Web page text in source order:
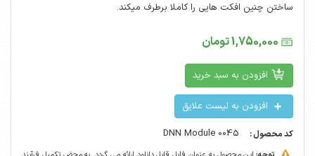
ساختن چنین افکت هایی را کاملا برطرف میکند.
افزودن به سبد خرید
افزودن به لیست علایق
کد محصول : DNN Module 0045